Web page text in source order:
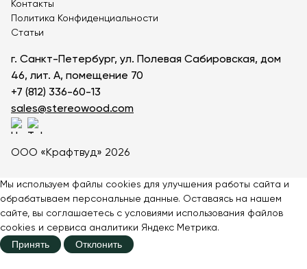
Показать все товары
О компании▼
Партнёрам▼
Новости
Контакты
Статьи
Личный кабинет
Контакты
Политика Конфиденциальности
Статьи
г. Санкт-Петербург, ул. Полевая Сабировская, дом
46, лит. А, помещение 70
+7 (812) 336-60-13
sales@stereowood.com
ООО «Крафтвуд» 2026
Мы используем файлы cookies для улучшения работы сайта и
обрабатываем персональные данные. Оставаясь на нашем
сайте, вы соглашаетесь с условиями использования файлов
cookies и сервиса аналитики Яндекс Метрика.
Принять Отклонить